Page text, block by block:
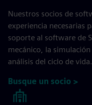
Nuestros socios de
experiencia necesarias
soporte al software de
mecánico, la
análisis del ciclo de vida.
Busque un socio >